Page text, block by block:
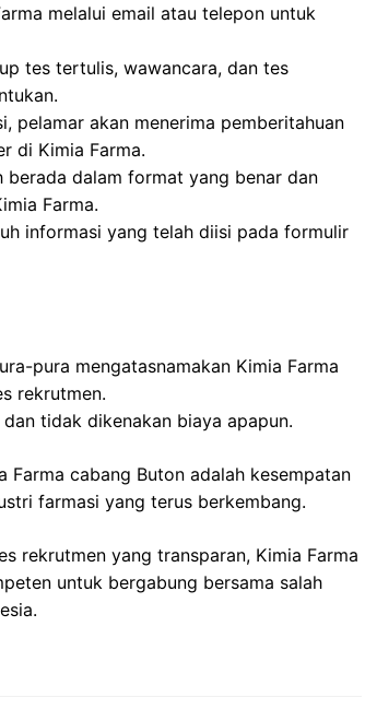
melalui email atau telepon untuk
tes tertulis, wawancara, dan tes
pelamar akan menerima pemberitahuan
di Kimia Farma.
berada dalam format yang benar dan
Farma.
informasi yang telah diisi pada formulir
pura mengatasnamakan Kimia Farma
rekrutmen.
tidak dikenakan biaya apapun.
cabang Buton adalah kesempatan
farmasi yang terus berkembang.
rekrutmen yang transparan, Kimia Farma
untuk bergabung bersama salah